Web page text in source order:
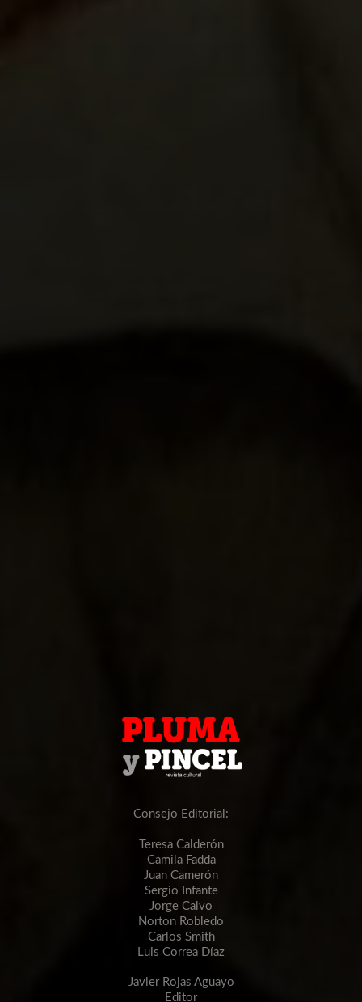
Consejo Editorial:
Teresa Calderón
Camila Fadda
Juan Camerón
Sergio Infante
Jorge Calvo
Norton Robledo
Carlos Smith
Luis Correa Díaz
Javier Rojas Aguayo
Editor